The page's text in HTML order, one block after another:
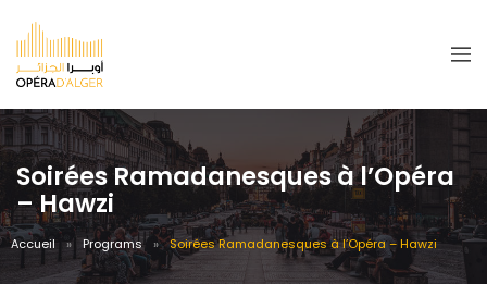
Soirées Ramadanesques à l’Opéra
– Hawzi
Accueil Programs Soirées Ramadanesques à l’Opéra – Hawzi